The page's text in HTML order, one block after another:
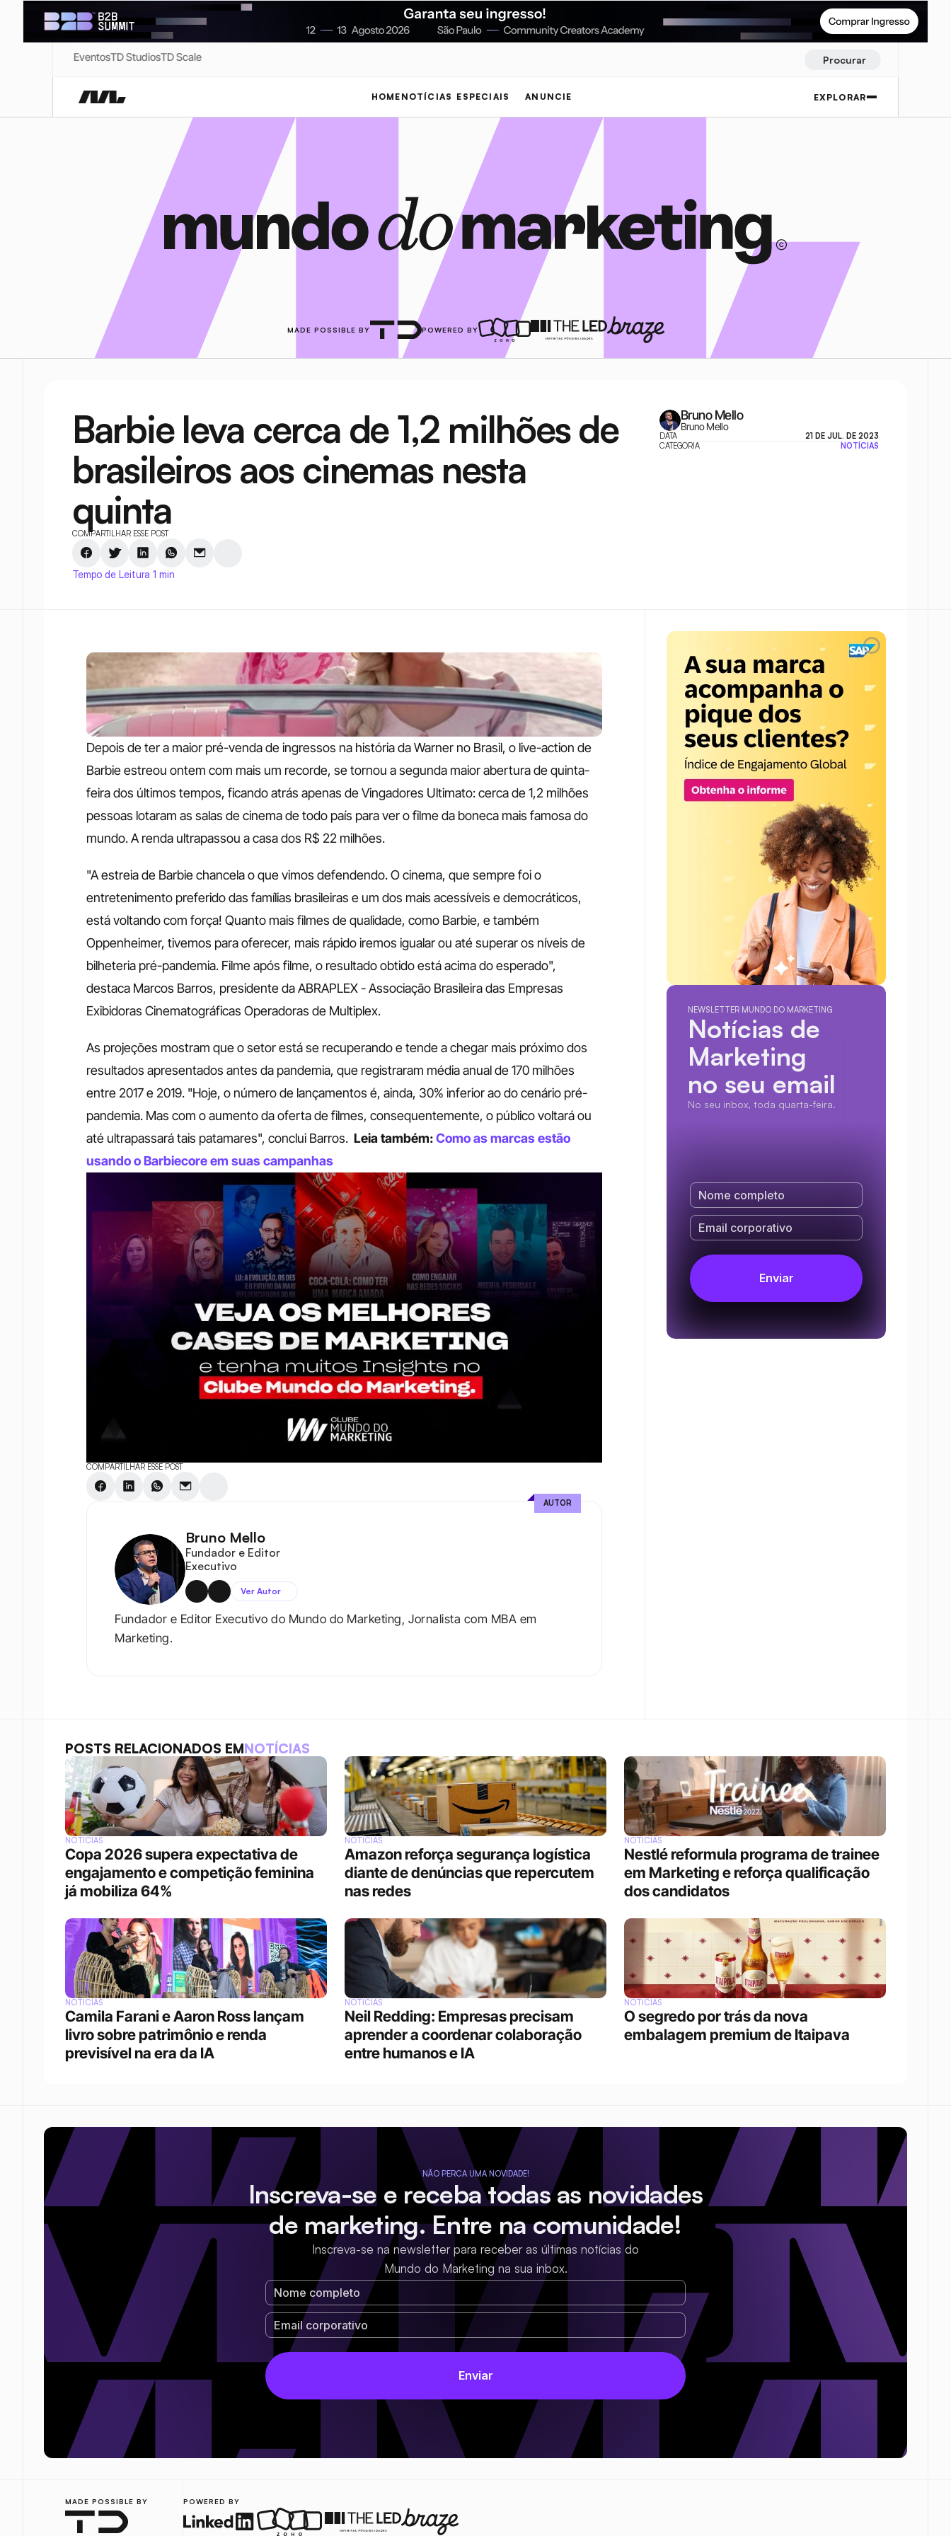
EventosTD StudiosTD Scale Procurar
HOME NOTÍCIAS ESPECIAIS ANUNCIE EXPLORAR
MADE POSSIBLE BY POWERED BY
Barbie leva cerca de 1,2 milhões de
brasileiros aos cinemas nesta
quinta
COMPARTILHAR ESSE POST
Tempo de Leitura 1 min
Bruno Mello
Bruno Mello
DATA
21 DE JUL. DE 2023
CATEGORIA
NOTÍCIAS
Depois de ter a maior pré-venda de ingressos na história da Warner no Brasil, o live-action de
Barbie estreou ontem com mais um recorde, se tornou a segunda maior abertura de quinta-
feira dos últimos tempos, ficando atrás apenas de Vingadores Ultimato: cerca de 1,2 milhões
pessoas lotaram as salas de cinema de todo país para ver o filme da boneca mais famosa do
mundo. A renda ultrapassou a casa dos R$ 22 milhões.
"A estreia de Barbie chancela o que vimos defendendo. O cinema, que sempre foi o
entretenimento preferido das famílias brasileiras e um dos mais acessíveis e democráticos,
está voltando com força! Quanto mais filmes de qualidade, como Barbie, e também
Oppenheimer, tivemos para oferecer, mais rápido iremos igualar ou até superar os níveis de
bilheteria pré-pandemia. Filme após filme, o resultado obtido está acima do esperado",
destaca Marcos Barros, presidente da ABRAPLEX - Associação Brasileira das Empresas
Exibidoras Cinematográficas Operadoras de Multiplex.
As projeções mostram que o setor está se recuperando e tende a chegar mais próximo dos
resultados apresentados antes da pandemia, que registraram média anual de 170 milhões
entre 2017 e 2019. "Hoje, o número de lançamentos é, ainda, 30% inferior ao do cenário pré-
pandemia. Mas com o aumento da oferta de filmes, consequentemente, o público voltará ou
até ultrapassará tais patamares", conclui Barros. Leia também: Como as marcas estão
usando o Barbiecore em suas campanhas
COMPARTILHAR ESSE POST
Bruno Mello
Fundador e Editor
Executivo
Ver Autor
Fundador e Editor Executivo do Mundo do Marketing, Jornalista com MBA em
Marketing.
AUTOR
NEWSLETTER MUNDO DO MARKETING
Notícias de
Marketing
no seu email
No seu inbox, toda quarta-feira.
POSTS RELACIONADOS EMNOTÍCIAS
NOTÍCIAS
Copa 2026 supera expectativa de
engajamento e competição feminina
já mobiliza 64%
NOTÍCIAS
Amazon reforça segurança logística
diante de denúncias que repercutem
nas redes
NOTÍCIAS
Nestlé reformula programa de trainee
em Marketing e reforça qualificação
dos candidatos
NOTÍCIAS
Camila Farani e Aaron Ross lançam
livro sobre patrimônio e renda
previsível na era da IA
NOTÍCIAS
Neil Redding: Empresas precisam
aprender a coordenar colaboração
entre humanos e IA
NOTÍCIAS
O segredo por trás da nova
embalagem premium de Itaipava
NÃO PERCA UMA NOVIDADE!
Inscreva-se e receba todas as novidades
de marketing. Entre na comunidade!
Inscreva-se na newsletter para receber as últimas notícias do
Mundo do Marketing na sua inbox.
MADE POSSIBLE BY POWERED BY